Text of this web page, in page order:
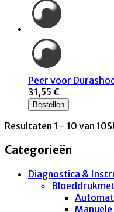
Peer voor
31,55 €
Bestellen
Resultaten 1 - 10 van 10
Categorieën
Diagnostica &